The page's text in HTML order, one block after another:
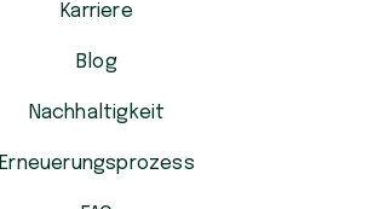
Karriere
Blog
Nachhaltigkeit
Erneuerungsprozess